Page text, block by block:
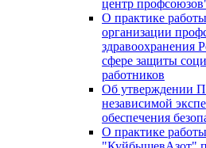
центр
О практике
организации
здравоохранения
сфере защиты
работников
Об утверждении
независимой
обеспечения
О практике